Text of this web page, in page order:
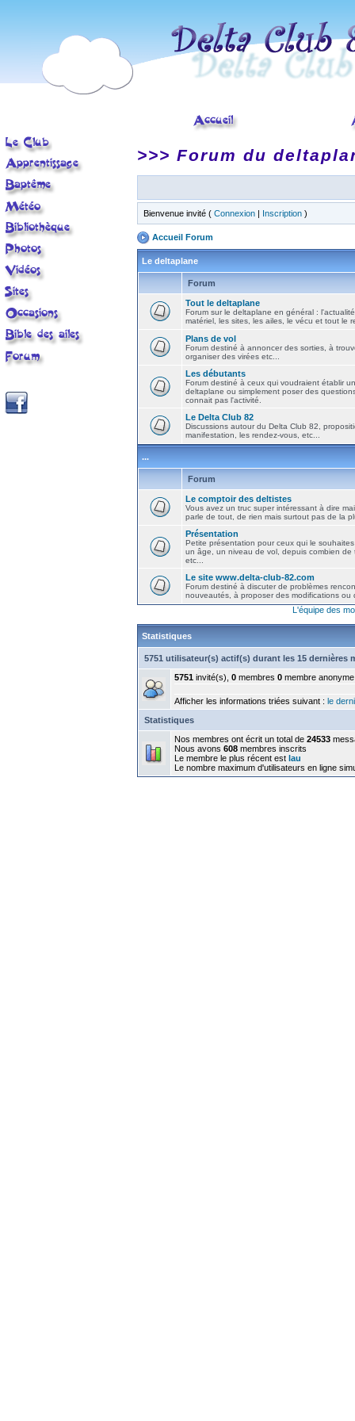
>>> Forum du
Bienvenue invité ( Connexion | Inscription )
Accueil Forum
Le deltaplane
Forum
Tout le deltaplane
Forum sur le deltaplane en général :
matériel, les sites, les ailes, le vécu et tout le
Plans de vol
Forum destiné à annoncer des sorties, à
organiser des virées etc...
Les débutants
Forum destiné à ceux qui voudraient établir
deltaplane ou simplement poser des
connait pas l'activité.
Le Delta Club 82
Discussions autour du Delta Club 82,
manifestation, les rendez-vous, etc...
...
Forum
Le comptoir des deltistes
Vous avez un truc super intéressant à dire
parle de tout, de rien mais surtout pas de la
Présentation
Petite présentation pour ceux qui le
un âge, un niveau de vol, depuis combien de
etc...
Le site www.delta-club-82.com
Forum destiné à discuter de problèmes
nouveautés, à proposer des modifications ou
L'équipe des
Statistiques
5751 utilisateur(s) actif(s) durant les 15 dernières
5751 invité(s), 0 membres 0 membre anonyme
Afficher les informations triées suivant : le
Statistiques
Nos membres ont écrit un total de 24533
Nous avons 608 membres inscrits
Le membre le plus récent est lau
Le nombre maximum d'utilisateurs en ligne